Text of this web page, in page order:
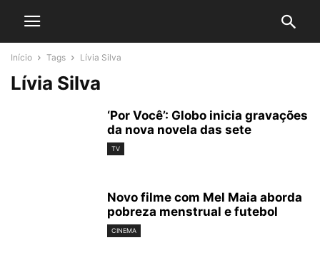
Início Tags Lívia Silva
Lívia Silva
‘Por Você’: Globo inicia gravações
da nova novela das sete
TV
Novo filme com Mel Maia aborda
pobreza menstrual e futebol
CINEMA